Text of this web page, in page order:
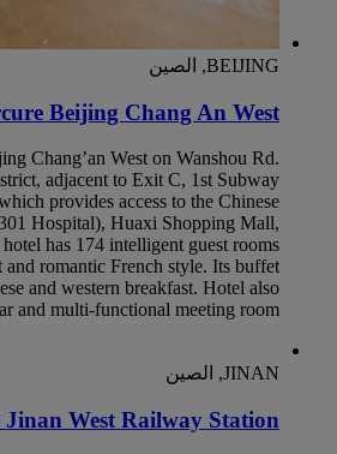
BEIJING, الصين
Beijing Chang An West
Chang’an West on Wanshou Rd.
adjacent to Exit C, 1st Subway
provides access to the Chinese
Hospital), Huaxi Shopping Mall,
has 174 intelligent guest rooms
and romantic French style. Its buffet
and western breakfast. Hotel also
and multi-functional meeting room.
JINAN, الصين
West Railway Station